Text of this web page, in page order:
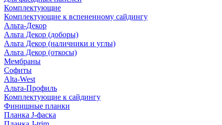
Комплектующие
Комплектующие к вспененному сайдингу
Альта-Декор
Альта Декор (доборы)
Альта Декор (наличники и углы)
Альта Декор (откосы)
Мембраны
Софиты
Alta-West
Альта-Профиль
Комплектующие к сайдингу
Финишные планки
Планка J-фаска